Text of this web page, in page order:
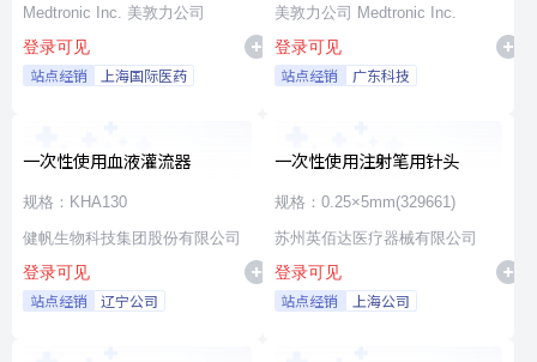
Medtronic Inc. 美敦力公司
登录可见
站点经销 上海国际医药
美敦力公司 Medtronic Inc.
登录可见
站点经销 广东科技
一次性使用血液灌流器
规格：KHA130
健帆生物科技集团股份有限公司
登录可见
站点经销 辽宁公司
一次性使用注射笔用针头
规格：0.25×5mm(329661)
苏州英佰达医疗器械有限公司
登录可见
站点经销 上海公司